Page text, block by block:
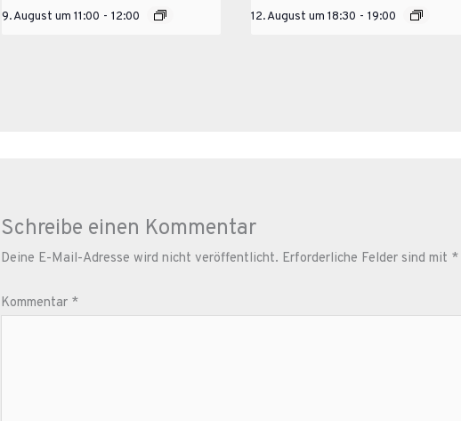
9. August um 11:00 - 12:00
12. August um 18:30 - 19:00
Schreibe einen Kommentar
Deine E-Mail-Adresse wird nicht veröffentlicht. Erforderliche Felder sind mit *
Kommentar *